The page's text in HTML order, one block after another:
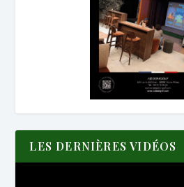
LES DERNIÈRES VIDÉOS